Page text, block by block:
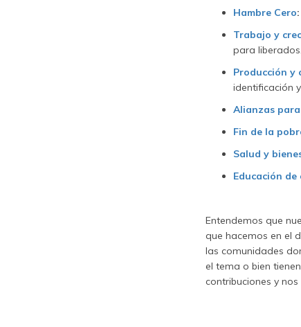
Hambre Cero:
Trabajo y
para liberados.
Producción y
identificación
Alianzas
Fin de la
Salud y
Educación de
Entendemos que
que hacemos en el
las comunidades
el tema o bien
contribuciones y